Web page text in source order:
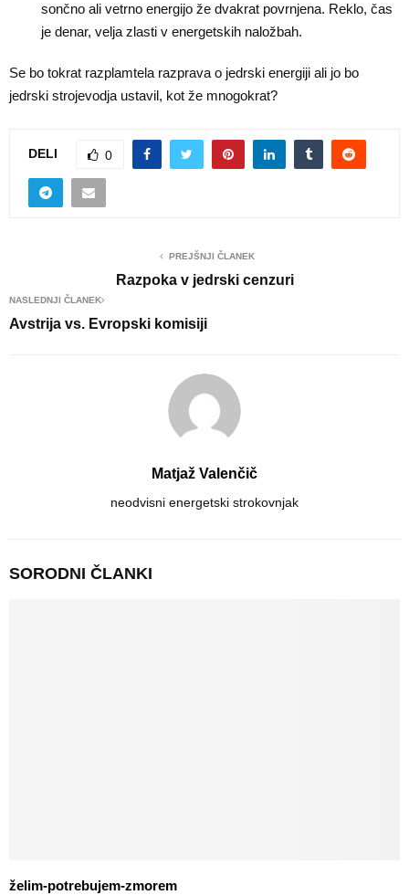
sončno ali vetrno energijo že dvakrat povrnjena. Reklo, čas
je denar, velja zlasti v energetskih naložbah.
Se bo tokrat razplamtela razprava o jedrski energiji ali jo bo
jedrski strojevodja ustavil, kot že mnogokrat?
DELI 0
PREJŠNJI ČLANEK
Razpoka v jedrski cenzuri
NASLEDNJI ČLANEK
Avstrija vs. Evropski komisiji
Matjaž Valenčič
neodvisni energetski strokovnjak
SORODNI ČLANKI
želim-potrebujem-zmorem